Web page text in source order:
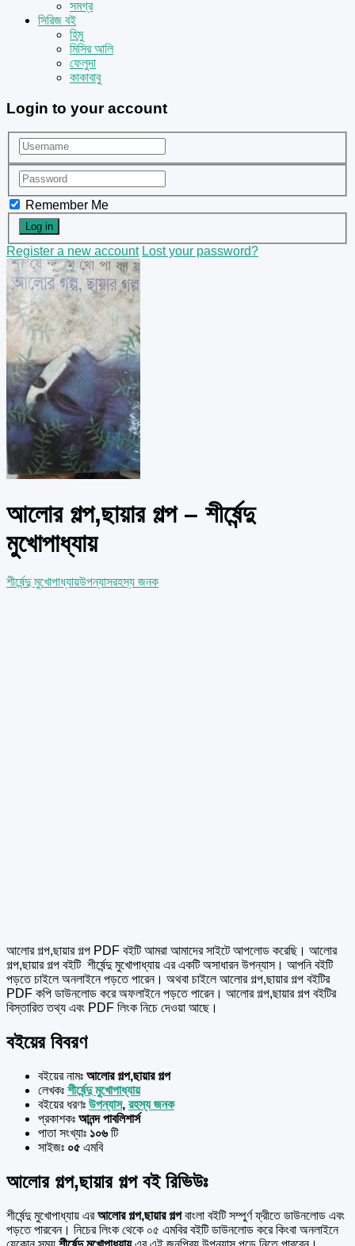
সমগ্র
সিরিজ বই
হিমু
মিসির আলি
ফেলুদা
কাকাবাবু
Login to your account
Remember Me
Register a new account Lost your password?
আলোর গল্প,ছায়ার গল্প – শীর্ষেন্দু
মুখোপাধ্যায়
শীর্ষেন্দু মুখোপাধ্যায়উপন্যাসরহস্য জনক
আলোর গল্প,ছায়ার গল্প PDF বইটি আমরা আমাদের সাইটে আপলোড করেছি। আলোর
গল্প,ছায়ার গল্প বইটি শীর্ষেন্দু মুখোপাধ্যায় এর একটি অসাধারন উপন্যাস। আপনি বইটি
পড়তে চাইলে অনলাইনে পড়তে পারেন। অথবা চাইলে আলোর গল্প,ছায়ার গল্প বইটির
PDF কপি ডাউনলোড করে অফলাইনে পড়তে পারেন। আলোর গল্প,ছায়ার গল্প বইটির
বিস্তারিত তথ্য এবং PDF লিংক নিচে দেওয়া আছে।
বইয়ের বিবরণ
বইয়ের নামঃ আলোর গল্প,ছায়ার গল্প
লেখকঃ শীর্ষেন্দু মুখোপাধ্যায়
বইয়ের ধরণঃ উপন্যাস, রহস্য জনক
প্রকাশকঃ আনন্দ পাবলিশার্স
পাতা সংখ্যাঃ ১০৬ টি
সাইজঃ ০৫ এমবি
আলোর গল্প,ছায়ার গল্প বই রিভিউঃ
শীর্ষেন্দু মুখোপাধ্যায় এরআলোর গল্প,ছায়ার গল্পবাংলা বইটি সম্পুর্ণ ফ্রীতে ডাউনলোড এবং
পড়তে পারবেন। নিচের লিংক থেকে ০৫ এমবির বইটি ডাউনলোড করে কিংবা অনলাইনে